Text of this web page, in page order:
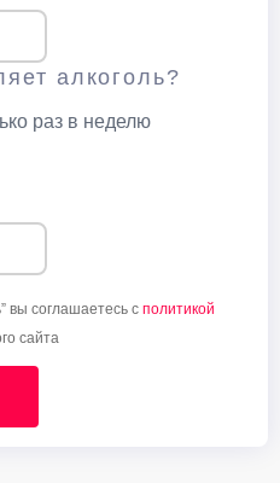
алкоголь?
раз в неделю
вы соглашаетесь с политикой
сайта